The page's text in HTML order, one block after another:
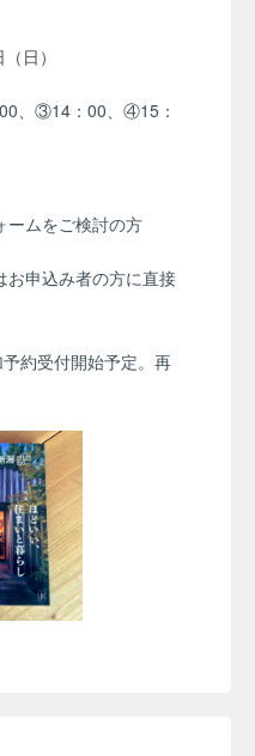
日）
、③14：00、④15：
ームをご検討の方
お申込み者の方に直接
約受付開始予定。再